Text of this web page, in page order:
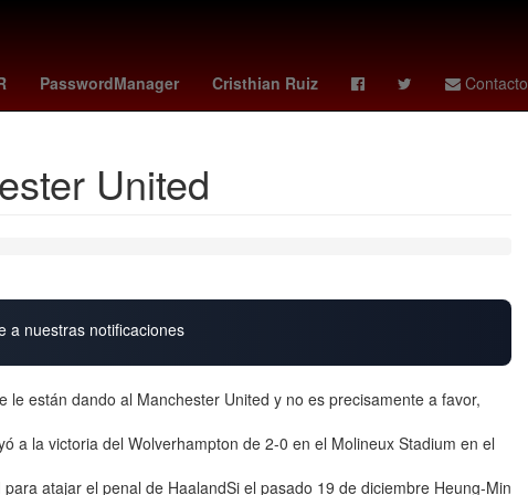
PasswordManager Cristhian Ruiz Contacto
Dólar estadounidense Senador
United
a nuestras notificaciones
están dando al Manchester United y no es precisamente a favor,
a la victoria del Wolverhampton de 2-0 en el Molineux Stadium en el
atajar el penal de HaalandSi el pasado 19 de diciembre Heung-Min